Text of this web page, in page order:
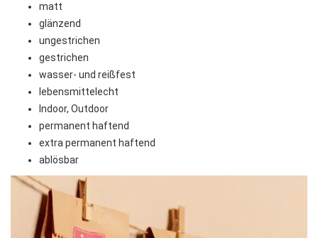
matt
glänzend
ungestrichen
gestrichen
wasser- und reißfest
lebensmittelecht
Indoor, Outdoor
permanent haftend
extra permanent haftend
ablösbar